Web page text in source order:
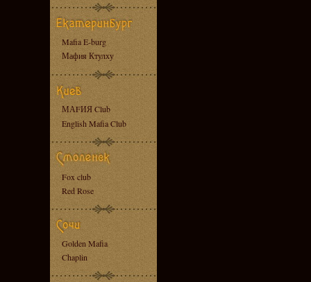
Mafia E-burg
Мафия Ктулху
МАFИЯ Club
English Mafia Club
Fox club
Red Rose
Golden Mafia
Chaplin